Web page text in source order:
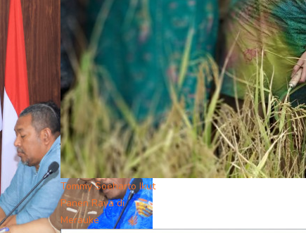
Tommy Soeharto Ikut
Panen Raya di
Merauke